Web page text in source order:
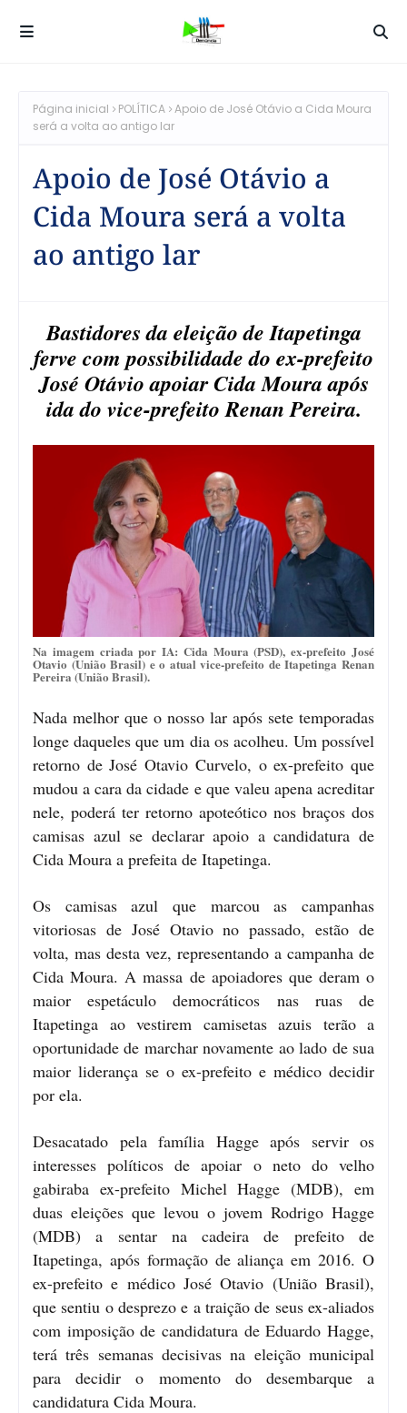
Página inicial POLÍTICA Apoio de José Otávio a Cida Moura
será a volta ao antigo lar
Apoio de José Otávio a
Cida Moura será a volta
ao antigo lar
Bastidores da eleição de Itapetinga
ferve com possibilidade do ex-prefeito
José Otávio apoiar Cida Moura após
ida do vice-prefeito Renan Pereira.
Na imagem criada por IA: Cida Moura (PSD), ex-prefeito José
Otavio (União Brasil) e o atual vice-prefeito de Itapetinga Renan
Pereira (União Brasil).
Nada melhor que o nosso lar após sete temporadas
longe daqueles que um dia os acolheu. Um possível
retorno de José Otavio Curvelo, o ex-prefeito que
mudou a cara da cidade e que valeu apena acreditar
nele, poderá ter retorno apoteótico nos braços dos
camisas azul se declarar apoio a candidatura de
Cida Moura a prefeita de Itapetinga.
Os camisas azul que marcou as campanhas
vitoriosas de José Otavio no passado, estão de
volta, mas desta vez, representando a campanha de
Cida Moura. A massa de apoiadores que deram o
maior espetáculo democráticos nas ruas de
Itapetinga ao vestirem camisetas azuis terão a
oportunidade de marchar novamente ao lado de sua
maior liderança se o ex-prefeito e médico decidir
por ela.
Desacatado pela família Hagge após servir os
interesses políticos de apoiar o neto do velho
gabiraba ex-prefeito Michel Hagge (MDB), em
duas eleições que levou o jovem Rodrigo Hagge
(MDB) a sentar na cadeira de prefeito de
Itapetinga, após formação de aliança em 2016. O
ex-prefeito e médico José Otavio (União Brasil),
que sentiu o desprezo e a traição de seus ex-aliados
com imposição de candidatura de Eduardo Hagge,
terá três semanas decisivas na eleição municipal
para decidir o momento do desembarque a
candidatura Cida Moura.